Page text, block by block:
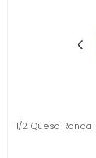
1/2 Queso Roncal